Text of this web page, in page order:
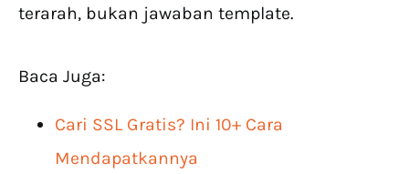
terarah, bukan jawaban template.
Baca Juga:
Cari SSL Gratis? Ini 10+ Cara
Mendapatkannya